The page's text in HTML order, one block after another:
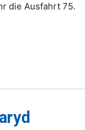
die Ausfahrt 75.